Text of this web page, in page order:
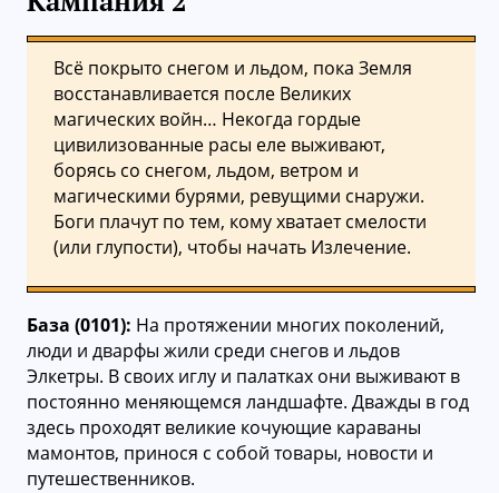
Всё покрыто снегом и льдом, пока Земля
восстанавливается после Великих
магических войн… Некогда гордые
цивилизованные расы еле выживают,
борясь со снегом, льдом, ветром и
магическими бурями, ревущими снаружи.
Боги плачут по тем, кому хватает смелости
(или глупости), чтобы начать Излечение.
База (0101): На протяжении многих поколений,
люди и дварфы жили среди снегов и льдов
Элкетры. В своих иглу и палатках они выживают в
постоянно меняющемся ландшафте. Дважды в год
здесь проходят великие кочующие караваны
мамонтов, принося с собой товары, новости и
путешественников.